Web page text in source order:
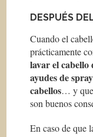
DESPUÉS
Cuando el
prácticamente
lavar el cabello
ayudes de
cabellos… y que
son buenos
En caso de que